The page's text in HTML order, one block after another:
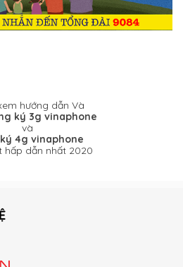
hướng dẫn Và
ký 3g vinaphone
và
4g vinaphone
hấp dẫn nhất 2020